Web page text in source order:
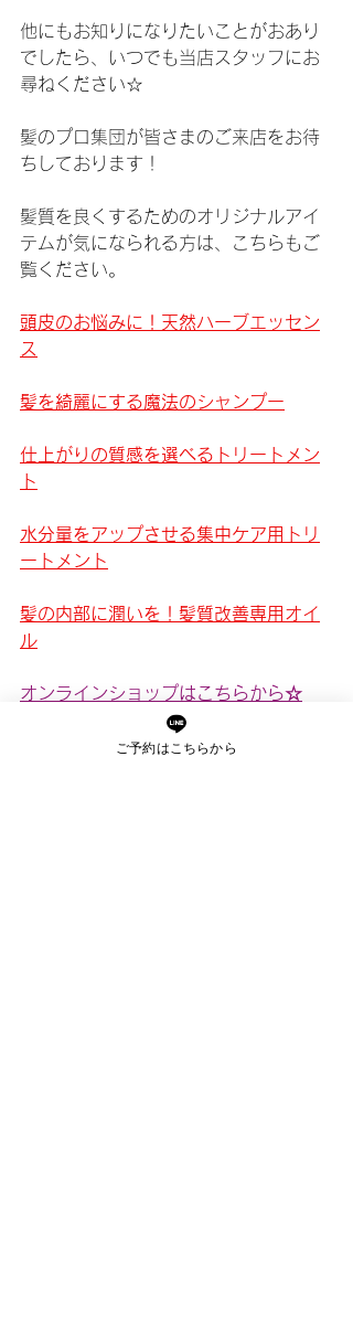
他にもお知りになりたいことがおあり
でしたら、いつでも当店スタッフにお
尋ねください☆
髪のプロ集団が皆さまのご来店をお待
ちしております！
髪質を良くするためのオリジナルアイ
テムが気になられる方は、こちらもご
覧ください。
頭皮のお悩みに！天然ハーブエッセン
ス
髪を綺麗にする魔法のシャンプー
仕上がりの質感を選べるトリートメン
ト
水分量をアップさせる集中ケア用トリ
ートメント
髪の内部に潤いを！髪質改善専用オイ
ル
オンラインショップはこちらから☆
ご予約はこちらから